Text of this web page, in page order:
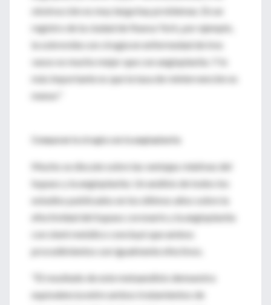
obstrucción es muy larga hay problemas. En un
registro de la ciudad de Nueva York, por ejemplo,
la sobrevida con cirugía en enfermedad de tres
vasos es mucho mejor que con angioplastia. Y lo
más importante es que la tasa de reintervención es
menor."
Comparan la cirugía con la angioplastia
Mucho se discute sobre las ventajas relativas del
bypass y la angioplastia. Un análisis de todos los
estudios publicados en los últimos años sobre la
efectividad del bypass coronario y la angioplastia
con stent metálico concluyó que ambos
procedimientos son igualmente efectivos.
"El resultado de este metaanálisis demuestra
equivalencia entre ambos tratamientos de